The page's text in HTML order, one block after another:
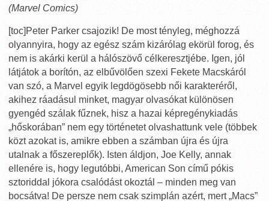
(Marvel Comics)
[toc]Peter Parker csajozik! De most tényleg, méghozzá
olyannyira, hogy az egész szám kizárólag ekörül forog, és
nem is akárki kerül a hálószövő célkeresztjébe. Igen, jól
látjátok a borítón, az elbűvölően szexi Fekete Macskáról
van szó, a Marvel egyik legdögösebb női karakteréről,
akihez ráadásul minket, magyar olvasókat különösen
gyengéd szálak fűznek, hisz a hazai képregénykiadás
„hőskorában” nem egy történetet olvashattunk vele (többek
közt azokat is, amikre ebben a számban újra és újra
utalnak a főszereplők). Isten áldjon, Joe Kelly, annak
ellenére is, hogy legutóbbi, American Son című pókis
sztoriddal jókora csalódást okoztál – minden meg van
bocsátva! De persze nem csak szimplán azért, mert „Macs”